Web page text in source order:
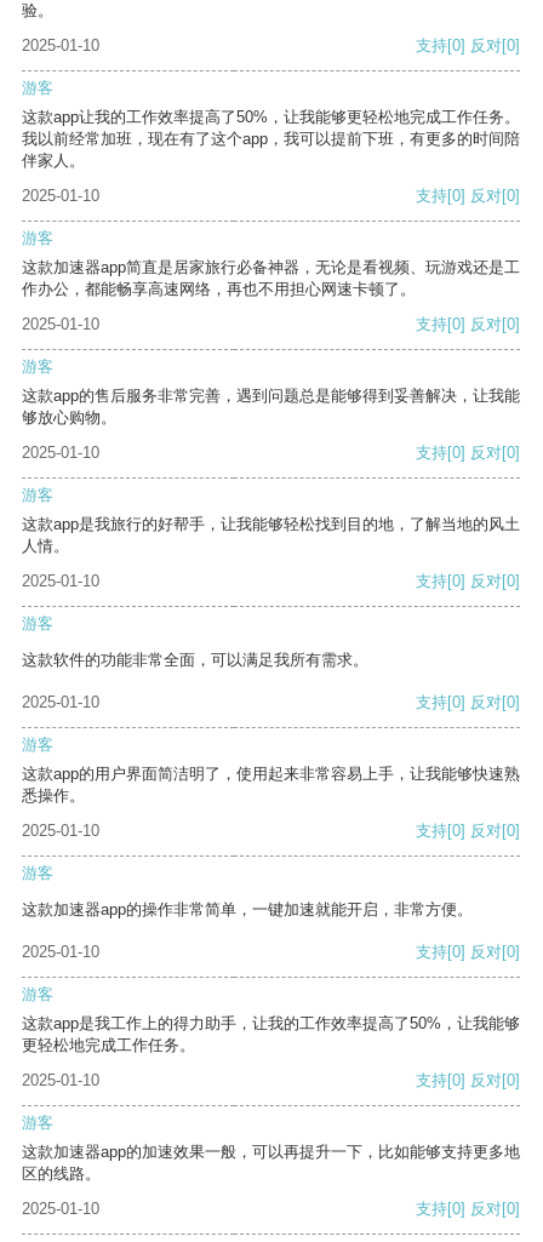
验。
2025-01-10
支持[0] 反对[0]
游客
这款app让我的工作效率提高了50%，让我能够更轻松地完成工作任务。
我以前经常加班，现在有了这个app，我可以提前下班，有更多的时间陪
伴家人。
2025-01-10
支持[0] 反对[0]
游客
这款加速器app简直是居家旅行必备神器，无论是看视频、玩游戏还是工
作办公，都能畅享高速网络，再也不用担心网速卡顿了。
2025-01-10
支持[0] 反对[0]
游客
这款app的售后服务非常完善，遇到问题总是能够得到妥善解决，让我能
够放心购物。
2025-01-10
支持[0] 反对[0]
游客
这款app是我旅行的好帮手，让我能够轻松找到目的地，了解当地的风土
人情。
2025-01-10
支持[0] 反对[0]
游客
这款软件的功能非常全面，可以满足我所有需求。
2025-01-10 支持[0] 反对[0]
游客
这款app的用户界面简洁明了，使用起来非常容易上手，让我能够快速熟
悉操作。
2025-01-10
支持[0] 反对[0]
游客
这款加速器app的操作非常简单，一键加速就能开启，非常方便。
2025-01-10 支持[0] 反对[0]
游客
这款app是我工作上的得力助手，让我的工作效率提高了50%，让我能够
更轻松地完成工作任务。
2025-01-10
支持[0] 反对[0]
游客
这款加速器app的加速效果一般，可以再提升一下，比如能够支持更多地
区的线路。
2025-01-10
支持[0] 反对[0]